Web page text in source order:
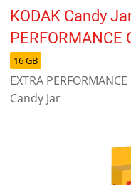
KODAK Candy
PERFORMANCE
16 GB
EXTRA PERFORMANCE
Candy Jar